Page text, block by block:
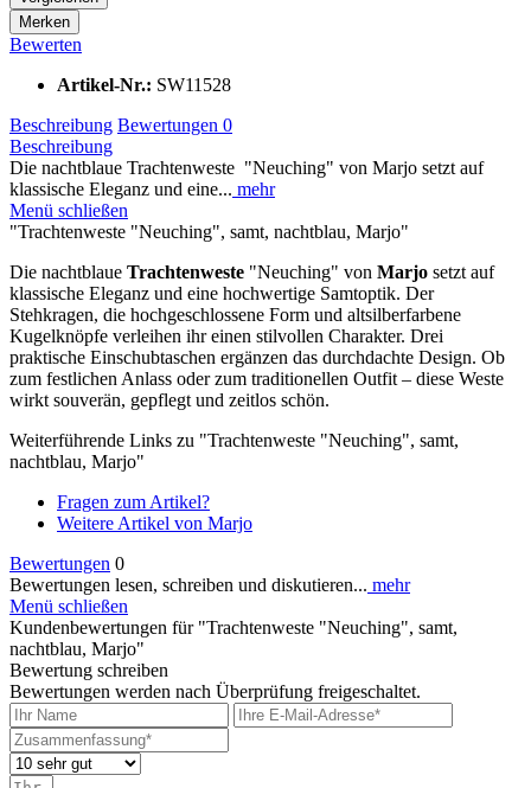
Merken
Bewerten
Artikel-Nr.: SW11528
Beschreibung Bewertungen 0
Beschreibung
Die nachtblaue Trachtenweste "Neuching" von Marjo setzt auf
klassische Eleganz und eine... mehr
Menü schließen
"Trachtenweste "Neuching", samt, nachtblau, Marjo"
Die nachtblaue Trachtenweste "Neuching" von Marjo setzt auf
klassische Eleganz und eine hochwertige Samtoptik. Der
Stehkragen, die hochgeschlossene Form und altsilberfarbene
Kugelknöpfe verleihen ihr einen stilvollen Charakter. Drei
praktische Einschubtaschen ergänzen das durchdachte Design. Ob
zum festlichen Anlass oder zum traditionellen Outfit – diese Weste
wirkt souverän, gepflegt und zeitlos schön.
Weiterführende Links zu "Trachtenweste "Neuching", samt,
nachtblau, Marjo"
Fragen zum Artikel?
Weitere Artikel von Marjo
Bewertungen 0
Bewertungen lesen, schreiben und diskutieren... mehr
Menü schließen
Kundenbewertungen für "Trachtenweste "Neuching", samt,
nachtblau, Marjo"
Bewertung schreiben
Bewertungen werden nach Überprüfung freigeschaltet.